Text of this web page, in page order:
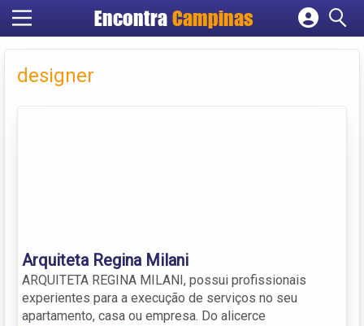
Encontra Campinas
Cadastrar empresa
designer
Arquiteta Regina Milani
ARQUITETA REGINA MILANI, possui profissionais
experientes para a execução de serviços no seu
apartamento, casa ou empresa. Do alicerce